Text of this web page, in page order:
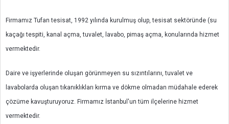
Firmamız Tufan tesisat, 1992 yılında kurulmuş olup, tesisat sektöründe (su
kaçağı tespiti, kanal açma, tuvalet, lavabo, pimaş açma, konularında hizmet
vermektedir.
Daire ve işyerlerinde oluşan görünmeyen su sızıntılarını, tuvalet ve
lavabolarda oluşan tıkanıklıkları kırma ve dökme olmadan müdahale ederek
çözüme kavuşturuyoruz. Firmamız İstanbul'un tüm ilçelerine hizmet
vermektedir.